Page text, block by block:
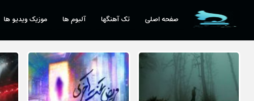
صفحه اصلی تک آهنگها آلبوم ها موزیک ویدیو ها